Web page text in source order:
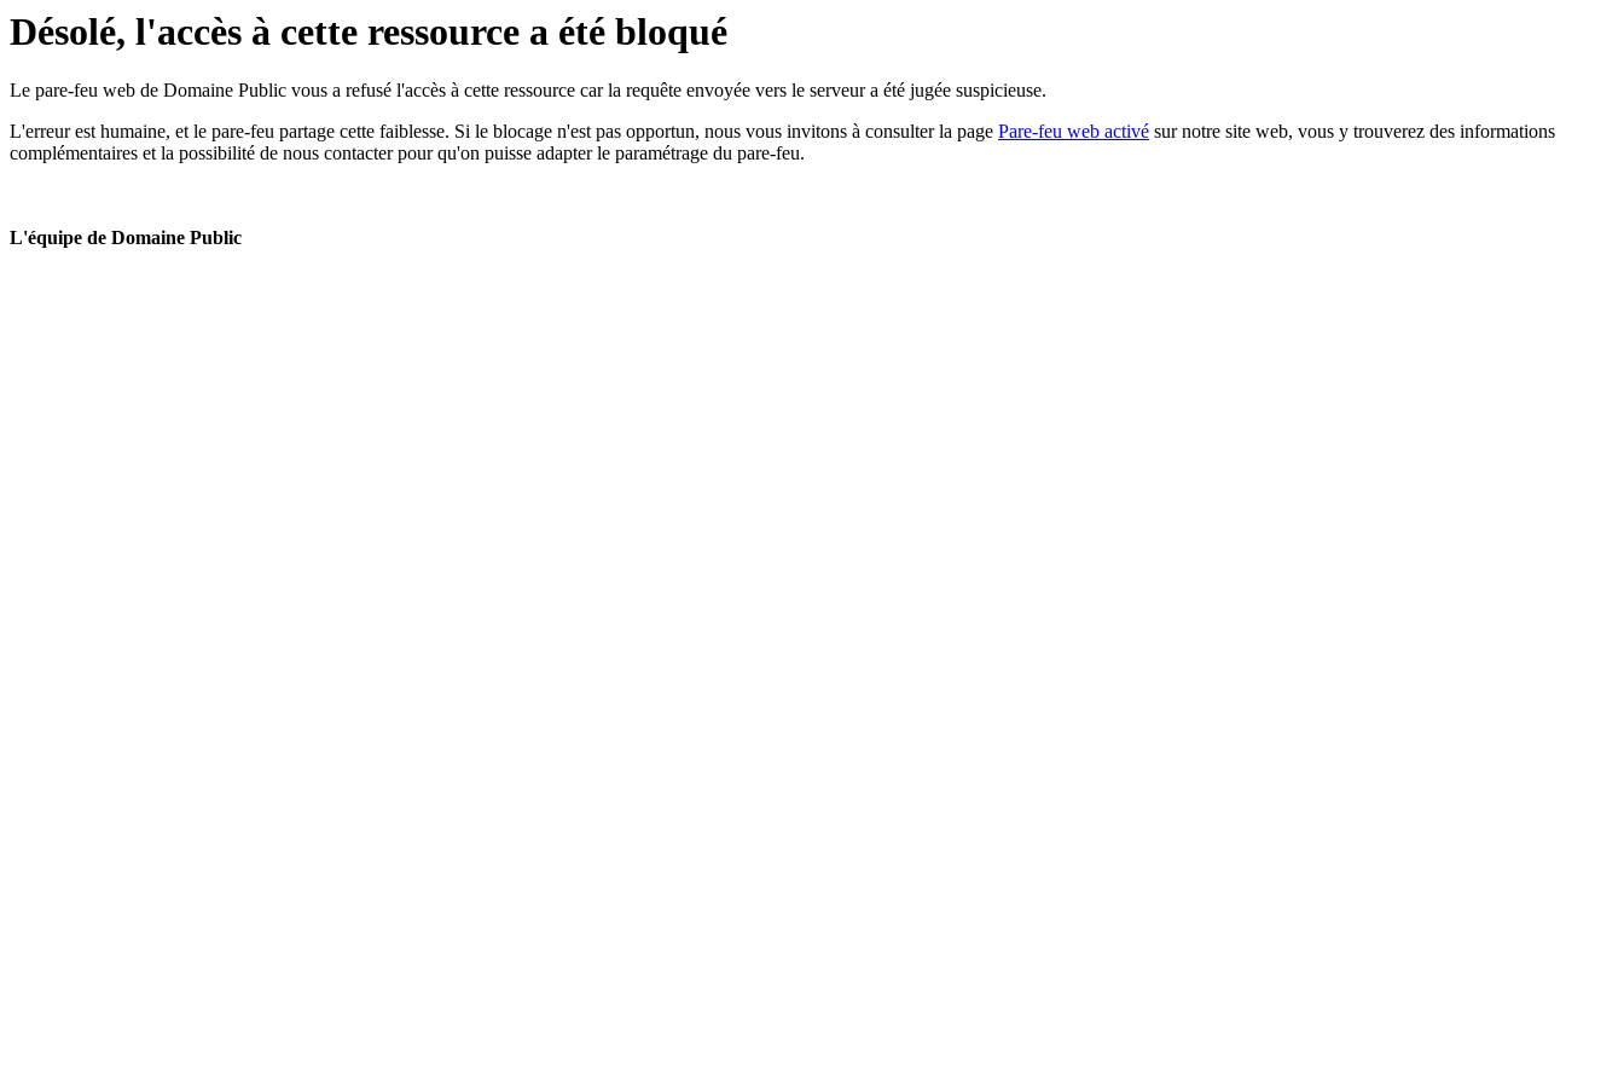
Désolé, l'accès à cette ressource a été bloqué
Le pare-feu web de Domaine Public vous a refusé l'accès à cette ressource car la requête envoyée vers le serveur a été jugée suspicieuse.
L'erreur est humaine, et le pare-feu partage cette faiblesse. Si le blocage n'est pas opportun, nous vous invitons à consulter la page Pare-feu web activé sur notre site web, vous y trouverez des informations
complémentaires et la possibilité de nous contacter pour qu'on puisse adapter le paramétrage du pare-feu.
L'équipe de Domaine Public